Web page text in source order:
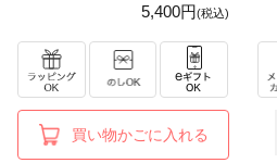
5,400円(税込)
買い物かごに入れる